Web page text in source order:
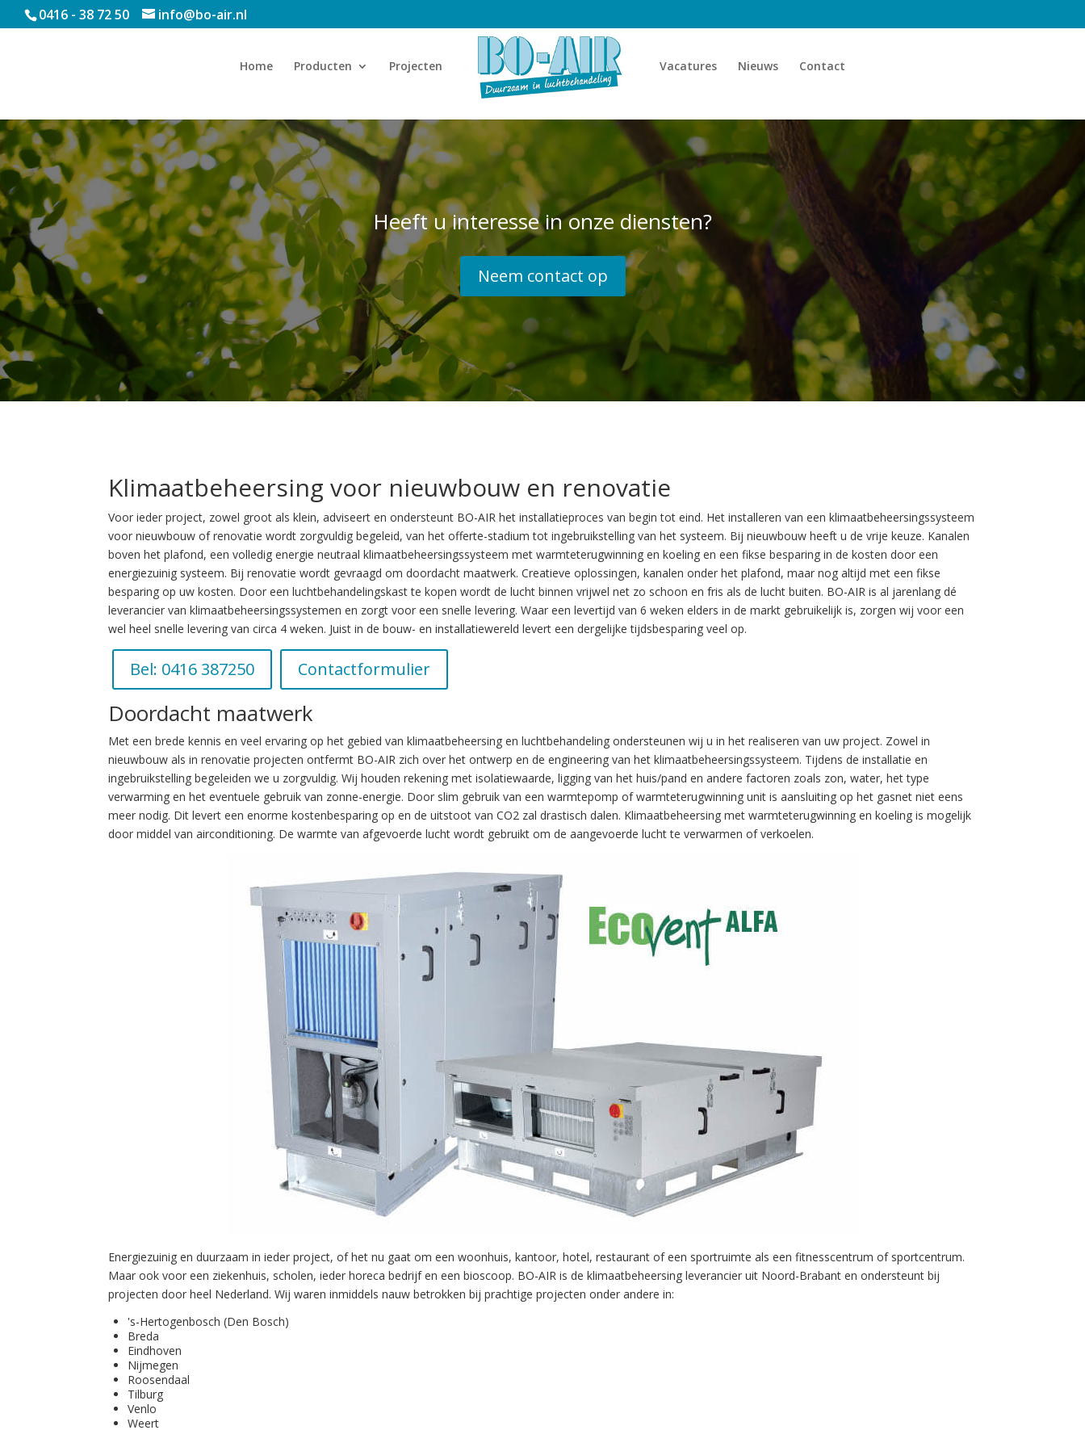
0416 - 38 72 50 info@bo-air.nl
Home Producten Projecten Vacatures Nieuws Contact
Heeft u interesse in onze diensten?
Neem contact op
Klimaatbeheersing voor nieuwbouw en renovatie
Voor ieder project, zowel groot als klein, adviseert en ondersteunt BO-AIR het installatieproces van begin tot eind. Het installeren van een klimaatbeheersingssysteem
voor nieuwbouw of renovatie wordt zorgvuldig begeleid, van het offerte-stadium tot ingebruikstelling van het systeem. Bij nieuwbouw heeft u de vrije keuze. Kanalen
boven het plafond, een volledig energie neutraal klimaatbeheersingssysteem met warmteterugwinning en koeling en een fikse besparing in de kosten door een
energiezuinig systeem. Bij renovatie wordt gevraagd om doordacht maatwerk. Creatieve oplossingen, kanalen onder het plafond, maar nog altijd met een fikse
besparing op uw kosten. Door een luchtbehandelingskast te kopen wordt de lucht binnen vrijwel net zo schoon en fris als de lucht buiten. BO-AIR is al jarenlang dé
leverancier van klimaatbeheersingssystemen en zorgt voor een snelle levering. Waar een levertijd van 6 weken elders in de markt gebruikelijk is, zorgen wij voor een
wel heel snelle levering van circa 4 weken. Juist in de bouw- en installatiewereld levert een dergelijke tijdsbesparing veel op.
Bel: 0416 387250 Contactformulier
Doordacht maatwerk
Met een brede kennis en veel ervaring op het gebied van klimaatbeheersing en luchtbehandeling ondersteunen wij u in het realiseren van uw project. Zowel in
nieuwbouw als in renovatie projecten ontfermt BO-AIR zich over het ontwerp en de engineering van het klimaatbeheersingssysteem. Tijdens de installatie en
ingebruikstelling begeleiden we u zorgvuldig. Wij houden rekening met isolatiewaarde, ligging van het huis/pand en andere factoren zoals zon, water, het type
verwarming en het eventuele gebruik van zonne-energie. Door slim gebruik van een warmtepomp of warmteterugwinning unit is aansluiting op het gasnet niet eens
meer nodig. Dit levert een enorme kostenbesparing op en de uitstoot van CO2 zal drastisch dalen. Klimaatbeheersing met warmteterugwinning en koeling is mogelijk
door middel van airconditioning. De warmte van afgevoerde lucht wordt gebruikt om de aangevoerde lucht te verwarmen of verkoelen.
Energiezuinig en duurzaam in ieder project, of het nu gaat om een woonhuis, kantoor, hotel, restaurant of een sportruimte als een fitnesscentrum of sportcentrum.
Maar ook voor een ziekenhuis, scholen, ieder horeca bedrijf en een bioscoop. BO-AIR is de klimaatbeheersing leverancier uit Noord-Brabant en ondersteunt bij
projecten door heel Nederland. Wij waren inmiddels nauw betrokken bij prachtige projecten onder andere in:
's-Hertogenbosch (Den Bosch)
Breda
Eindhoven
Nijmegen
Roosendaal
Tilburg
Venlo
Weert